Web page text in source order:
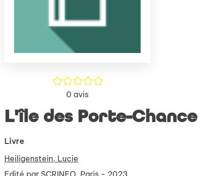
/5
0 avis
L'île des Porte-Chance
Livre
Heiligenstein, Lucie
Edité par SCRINEO. Paris - 2023